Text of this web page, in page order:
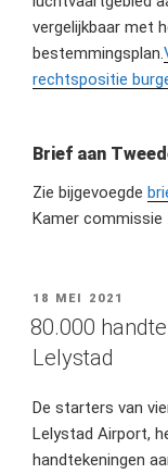
vergelijkbaar met
bestemmingsplan.
rechtspositie
Brief aan
Zie bijgevoegde
Kamer
GEPLAATST
OP
18 MEI 2021
80.000
Lelystad
De starters van
Lelystad Airport,
handtekeningen